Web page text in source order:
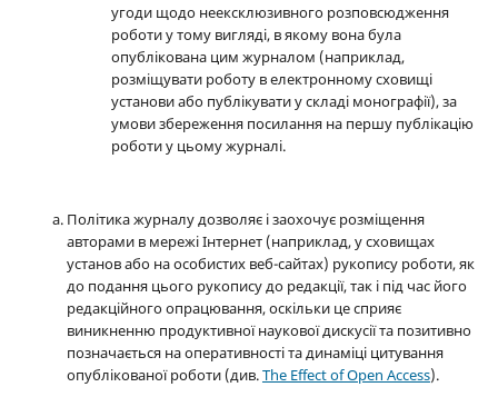
угоди щодо неексклюзивного розповсюдження
роботи у тому вигляді, в якому вона була
опублікована цим журналом (наприклад,
розміщувати роботу в електронному сховищі
установи або публікувати у складі монографії), за
умови збереження посилання на першу публікацію
роботи у цьому журналі.
Політика журналу дозволяє і заохочує розміщення
авторами в мережі Інтернет (наприклад, у сховищах
установ або на особистих веб-сайтах) рукопису роботи, як
до подання цього рукопису до редакції, так і під час його
редакційного опрацювання, оскільки це сприяє
виникненню продуктивної наукової дискусії та позитивно
позначається на оперативності та динаміці цитування
опублікованої роботи (див.The Effect of Open Access).